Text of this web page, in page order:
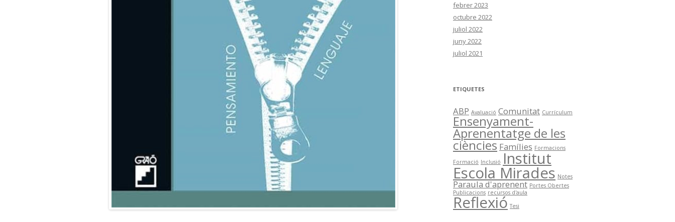
febrer 2023
octubre 2022
juliol 2022
juny 2022
juliol 2021
ETIQUETES
ABP Avaluació Comunitat Currículum
Ensenyament-
Aprenentatge de les
ciències Famílies Formacions
Formació Inclusió Institut
Escola Mirades Notes
Paraula d'aprenent Portes Obertes
Publicacions recursos d'aula
Reflexió Tesi